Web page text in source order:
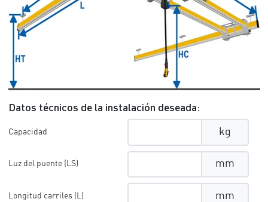
Datos técnicos de la instalación deseada:
Capacidad kg
Luz del puente (LS) mm
Longitud carriles (L) mm